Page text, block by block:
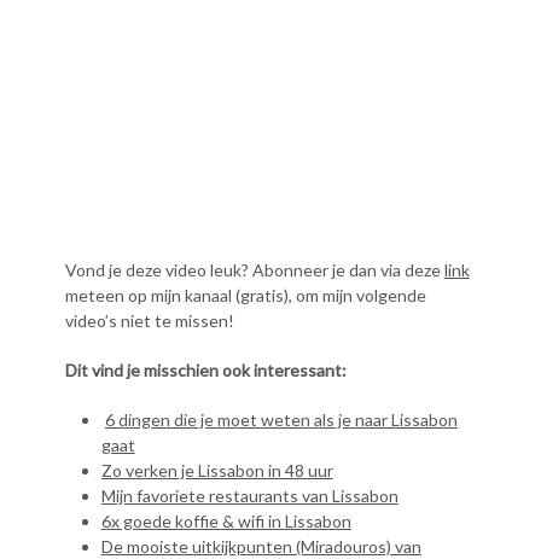
Vond je deze video leuk? Abonneer je dan via dezelink
meteen op mijn kanaal (gratis), om mijn volgende
video’s niet te missen!
Dit vind je misschien ook interessant:
6 dingen die je moet weten als je naar Lissabon
gaat
Zo verken je Lissabon in 48 uur
Mijn favoriete restaurants van Lissabon
6x goede koffie & wifi in Lissabon
De mooiste uitkijkpunten (Miradouros) van